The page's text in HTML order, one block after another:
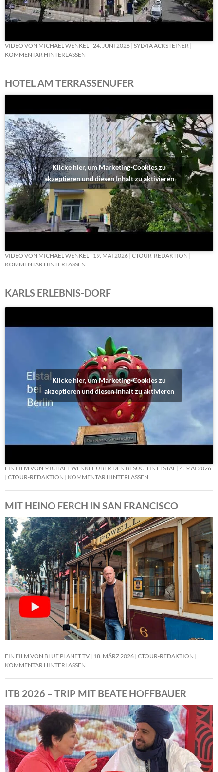
VIDEO VON MICHAEL WENKEL 24. JUNI 2026 SYLVIA ACKSTEINER
KOMMENTAR HINTERLASSEN
HOTEL AM TERRASSENUFER
Klicke hier, um Marketing-Cookies zu
akzeptieren und diesen Inhalt zu aktivieren
VIDEO VON MICHAEL WENKEL 19. MAI 2026 CTOUR-REDAKTION
KOMMENTAR HINTERLASSEN
KARLS ERLEBNIS-DORF
Klicke hier, um Marketing-Cookies zu
akzeptieren und diesen Inhalt zu aktivieren
EIN FILM VON MICHAEL WENKEL ÜBER DEN BESUCH IN ELSTAL
4. MAI 2026
CTOUR-REDAKTION
KOMMENTAR HINTERLASSEN
MIT HEINO FERCH IN SAN FRANCISCO
EIN FILM VON BLUE PLANET TV 18. MÄRZ 2026 CTOUR-REDAKTION
KOMMENTAR HINTERLASSEN
ITB 2026 – TRIP MIT BEATE HOFFBAUER